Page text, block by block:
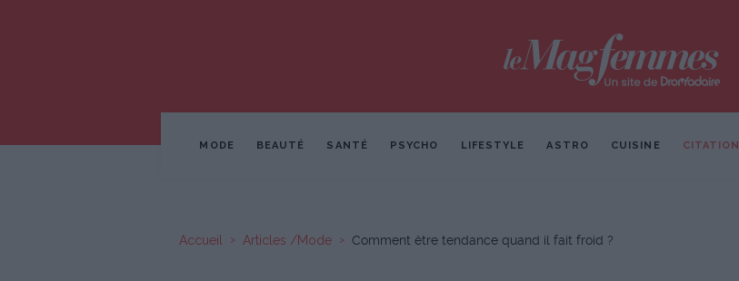
MODE BEAUTÉ SANTÉ PSYCHO LIFESTYLE ASTRO CUISINE CITATION
Accueil Articles /Mode Comment être tendance quand il fait froid ?